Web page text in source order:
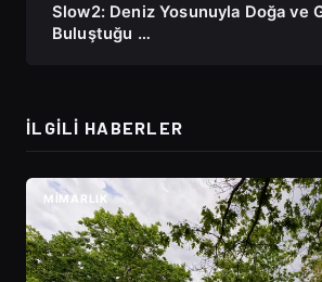
Slow2: Deniz Yosunuyla Doğa ve
Buluştuğu …
İLGILI HABERLER
MIMARLIK